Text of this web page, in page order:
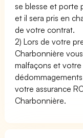
se blesse et porte
et il sera pris en
de votre contrat.
2) Lors de votre
Charbonnière
malfaçons et
votre assurance
Charbonnière.